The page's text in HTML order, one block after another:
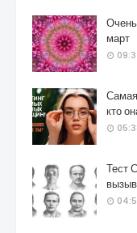
март
кто
Тест